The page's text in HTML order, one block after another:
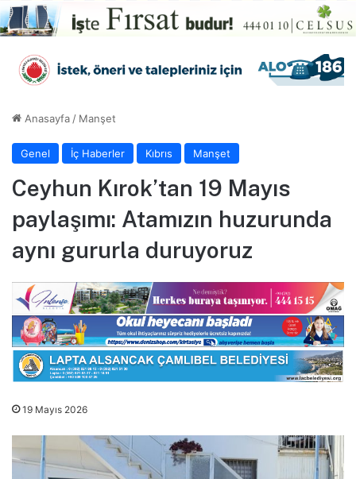
Anasayfa / Manşet
Genel İç Haberler Kıbrıs Manşet
Ceyhun Kırok’tan 19 Mayıs
paylaşımı: Atamızın huzurunda
aynı gururla duruyoruz
19 Mayıs 2026